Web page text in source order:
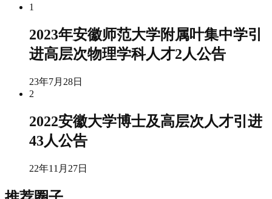
1
2023年安徽师范大学附属叶集中学引
进高层次物理学科人才2人公告
23年7月28日
2
2022安徽大学博士及高层次人才引进
43人公告
22年11月27日